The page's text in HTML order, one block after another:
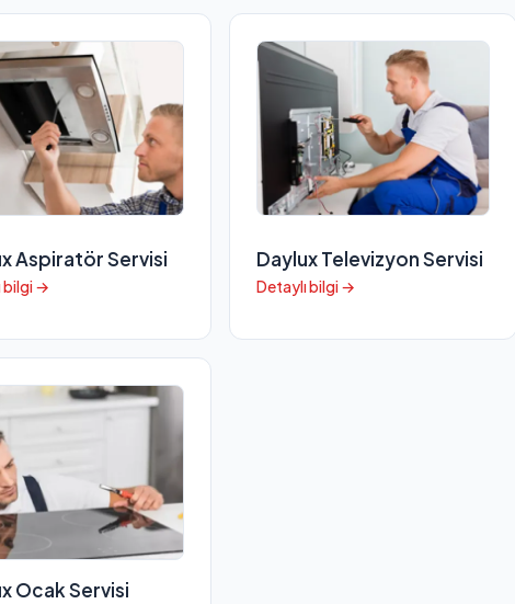
Aspiratör Servisi
bilgi →
Daylux Televizyon Servisi
Detaylı bilgi →
Ocak Servisi